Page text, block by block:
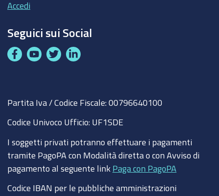
Accedi
Seguici sui Social
F
b
o
k
Y
u
b
T
t
e
L
e
d
n
Partita Iva / Codice Fiscale: 00796640100
Codice Univoco Ufficio: UF1SDE
I soggetti privati potranno effettuare i pagamenti
tramite PagoPA con Modalità diretta o con Avviso di
pagamento al seguente link Paga con PagoPA
Codice IBAN per le pubbliche amministrazioni